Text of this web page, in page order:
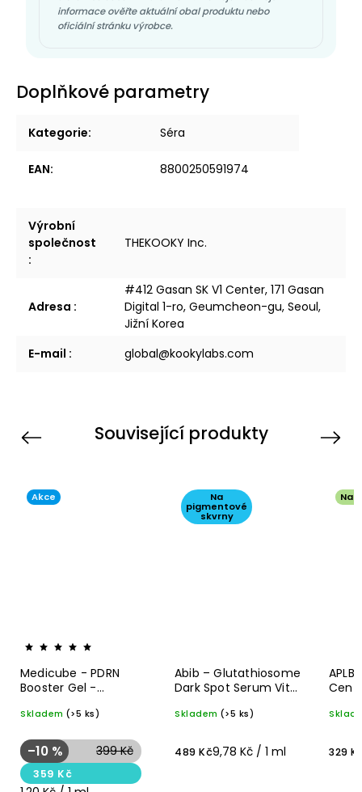
informace ověřte aktuální obal produktu nebo
oficiální stránku výrobce.
Doplňkové parametry
Kategorie: Séra
EAN: 8800250591974
Výrobní
společnost
:
THEKOOKY Inc.
Adresa :
#412 Gasan SK V1 Center, 171 Gasan
Digital 1-ro, Geumcheon-gu, Seoul,
Jižní Korea
E-mail : global@kookylabs.com
Související produkty
Previous
Ampoule 100dL
zklidnění
Akce
Medicube - PDRN
Booster Gel -
booster pro hydrataci
Skladem (>5 ks)
399 Kč
–10 %
359 Kč
Na
pigmentové
skvrny
Abib – Glutathiosome
Dark Spot Serum Vita
tmavým skvrnám a
ml
Skladem (>5 ks)
489 Kč9,78 Kč / 1 ml
Na
APLB
- 40
329
Next